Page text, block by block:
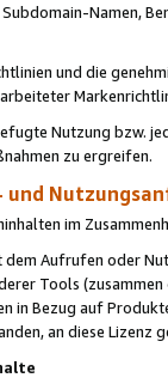
Namen,
und die
Nutzung bzw.
zu ergreifen.
und
im
Aufrufen oder
Tools (zusammen
in Bezug auf
an diese Lizenz